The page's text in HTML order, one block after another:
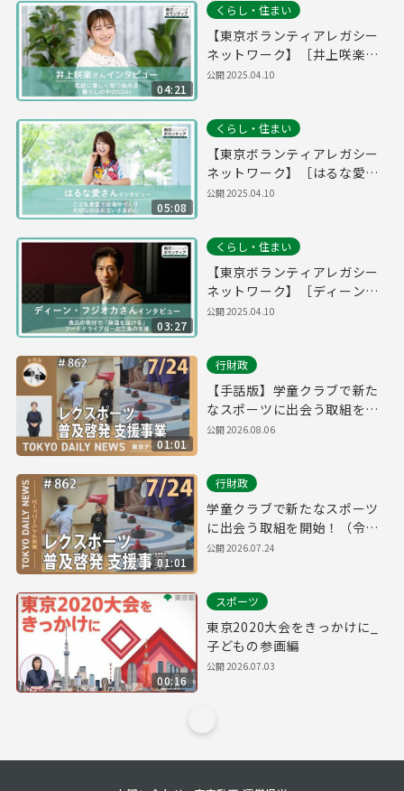
04:21
くらし・住まい
【東京ボランティアレガシー
ネットワーク】［井上咲楽さ
ん］気軽に楽しく取り組め
公開2025.04.10
05:08
くらし・住まい
【東京ボランティアレガシー
ネットワーク】［はるな愛さ
ん］こども食堂で居場所づく
公開2025.04.10
03:27
くらし・住まい
【東京ボランティアレガシー
ネットワーク】［ディーン・
フジオカさん］食品の寄付で
公開2025.04.10
01:01
行財政
【手話版】学童クラブで新た
なスポーツに出会う取組を開
始！（令和8年7月24日 東京デ
公開2026.08.06
01:01
行財政
学童クラブで新たなスポーツ
に出会う取組を開始！（令和8
年7月24日 東京デイリーニュ
公開2026.07.24
00:16
スポーツ
東京2020大会をきっかけに_
子どもの参画編
公開2026.07.03